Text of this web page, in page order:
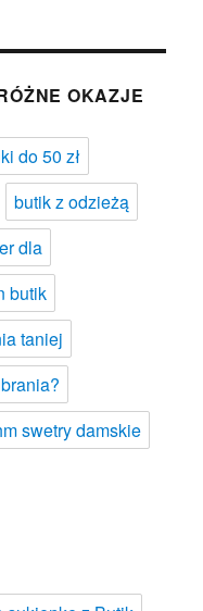
OKAZJE
do 50 zł
butik z odzieżą
dla
butik
taniej
swetry damskie